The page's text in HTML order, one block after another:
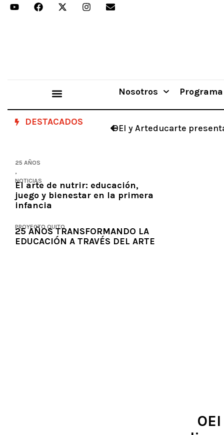
Nosotros Programa
DESTACADOS
OEI y Arteducarte
25 AÑOS
,
NOTICIAS
El arte de nutrir: educación,
juego y bienestar en la primera
infancia
PROYECTO QUITO
25 AÑOS TRANSFORMANDO LA
EDUCACIÓN A TRAVÉS DEL ARTE